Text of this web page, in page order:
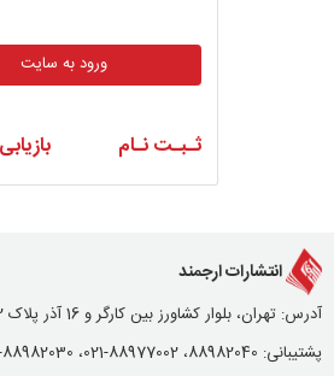
ورود به سایت
ثـبـت نـام
انتشارات ارجمند
آدرس: تهران، بلوار کشاورز بین کارگر و 16 آذر پلاک 292
پشتیبانی: 88982040، 88977002-021، 88982030-021، 88975190-021